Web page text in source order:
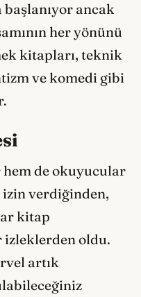
ancak
her yönünü
kitapları, teknik
ve komedi gibi
hem de okuyucular
izin verdiğinden,
kitap
izleklerden oldu.
artık